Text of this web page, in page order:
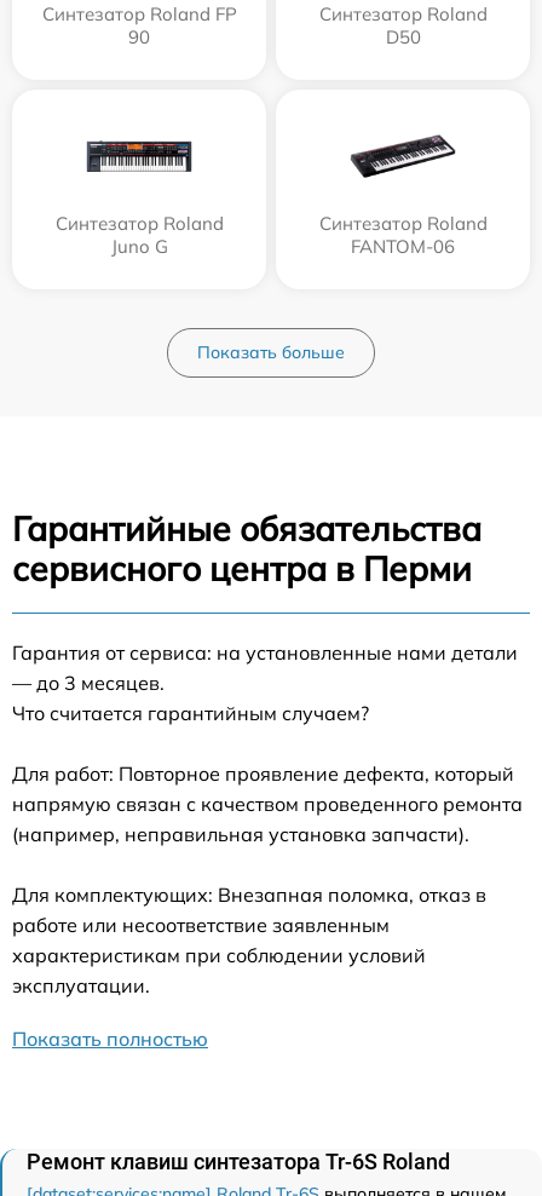
Синтезатор Roland FP
90
Синтезатор Roland
D50
Синтезатор Roland
Juno G
Синтезатор Roland
FANTOM-06
Показать больше
Гарантийные обязательства
сервисного центра в Перми
Гарантия от сервиса: на установленные нами детали
— до 3 месяцев.
Что считается гарантийным случаем?
Для работ: Повторное проявление дефекта, который
напрямую связан с качеством проведенного ремонта
(например, неправильная установка запчасти).
Для комплектующих: Внезапная поломка, отказ в
работе или несоответствие заявленным
характеристикам при соблюдении условий
эксплуатации.
Показать полностью
Ремонт клавиш синтезатора Tr-6S Roland